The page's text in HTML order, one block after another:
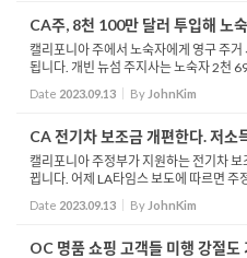
CA주, 8천 100만 달러 투입해 노
캘리포니아 주에서 노숙자에게 영구 주
됩니다. 개빈 뉴섬 주지사는 노숙자 2천
위해 8천 100만 달러를 투입한다고 밝혔
크라멘...
Date 2023.09.13 By JohnKim
CA 전기차 보조금 개편한다. 저소
캘리포니아 주정부가 지원하는 전기차
뀝니다. 어제 LA타임스 보도에 따르면 주
공하는 리베이트 프로그램 개정을 준비
따르면 앞...
Date 2023.09.13 By JohnKim
OC 명품 쇼핑 고객들 미행 강절도